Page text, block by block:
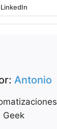
LinkedIn
Antonio
Geek